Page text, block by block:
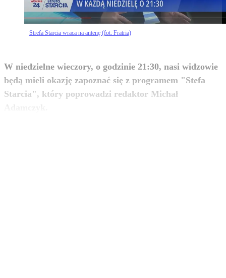
Strefa Starcia wraca na antenę (fot. Fratria)
W niedzielne wieczory, o godzinie 21:30, nasi widzowie
będą mieli okazję zapoznać się z programem "Stefa
Starcia", który poprowadzi redaktor Michał
zobacz więcej